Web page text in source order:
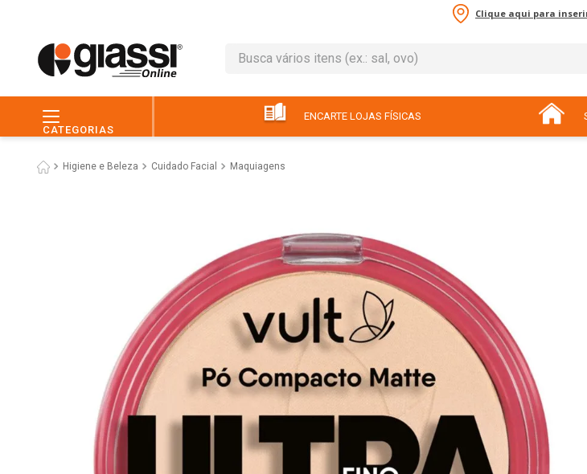
Clique aqui para inserir
Busca vários itens (ex.: sal, ovo)
CATEGORIAS
ENCARTE LOJAS FÍSICAS
Higiene e Beleza Cuidado Facial Maquiagens
leite
3º queijo
6º arroz
7º macarrão
8º ovo
9 º pão
10º iogurte